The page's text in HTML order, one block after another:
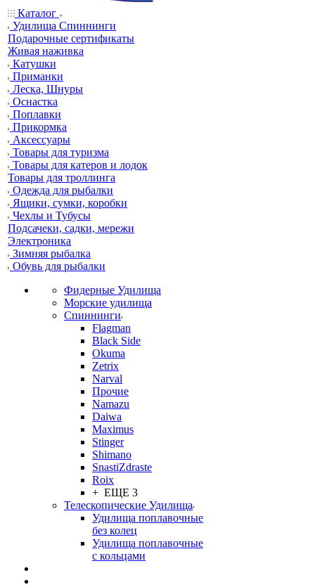
Каталог
Удилища Спиннинги
Подарочные сертификаты
Живая наживка
Катушки
Приманки
Леска, Шнуры
Оснастка
Поплавки
Прикормка
Аксессуары
Товары для туризма
Товары для катеров и лодок
Товары для троллинга
Одежда для рыбалки
Ящики, сумки, коробки
Чехлы и Тубусы
Подсачеки, садки, мережи
Электроника
Зимняя рыбалка
Обувь для рыбалки
Фидерные Удилища
Морские удилища
Спиннинги
Flagman
Black Side
Okuma
Zetrix
Narval
Прочие
Namazu
Daiwa
Maximus
Stinger
Shimano
SnastiZdraste
Roix
+ ЕЩЕ 3
Телескопические Удилища
Удилища поплавочные
без колец
Удилища поплавочные
с кольцами